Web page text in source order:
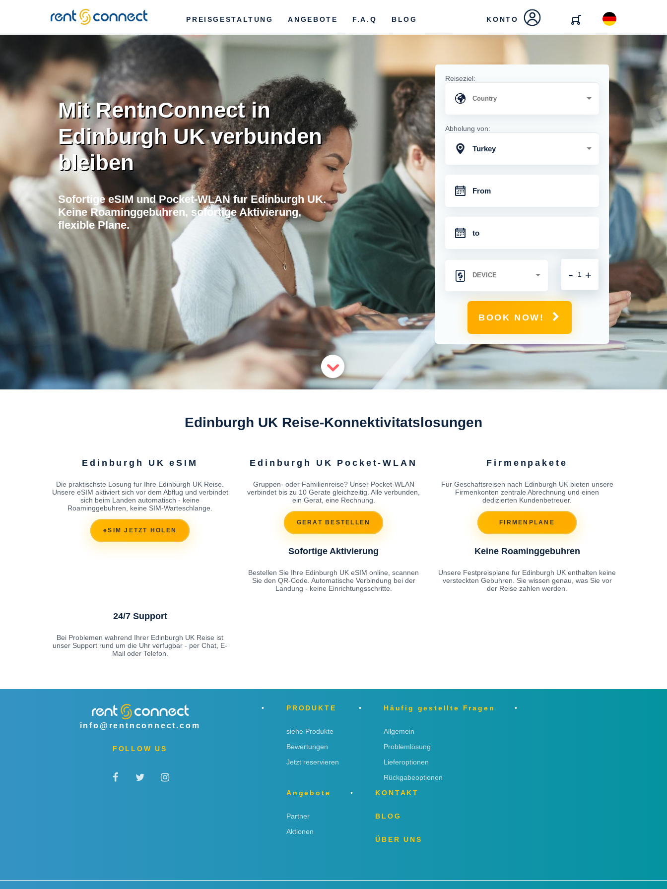
RENT'N
CONNECT
PREISGESTALTUNG ANGEBOTE F.A.Q BLOG KONTO
Mit RentnConnect in
Edinburgh UK verbunden
bleiben
Sofortige eSIM und Pocket-WLAN fur Edinburgh UK.
Keine Roaminggebuhren, sofortige Aktivierung,
flexible Plane.
Reiseziel:
Abholung von:
Turkey
+
-
BOOK NOW!
Edinburgh UK Reise-Konnektivitatslosungen
Edinburgh UK eSIM
Die praktischste Losung fur Ihre Edinburgh UK Reise.
Unsere eSIM aktiviert sich vor dem Abflug und verbindet
sich beim Landen automatisch - keine
Roaminggebuhren, keine SIM-Warteschlange.
eSIM JETZT HOLEN
Edinburgh UK Pocket-WLAN
Gruppen- oder Familienreise? Unser Pocket-WLAN
verbindet bis zu 10 Gerate gleichzeitig. Alle verbunden,
ein Gerat, eine Rechnung.
GERAT BESTELLEN
Firmenpakete
Fur Geschaftsreisen nach Edinburgh UK bieten unsere
Firmenkonten zentrale Abrechnung und einen
dedizierten Kundenbetreuer.
FIRMENPLANE
Sofortige Aktivierung
Bestellen Sie Ihre Edinburgh UK eSIM online, scannen
Sie den QR-Code. Automatische Verbindung bei der
Landung - keine Einrichtungsschritte.
Keine Roaminggebuhren
Unsere Festpreisplane fur Edinburgh UK enthalten keine
versteckten Gebuhren. Sie wissen genau, was Sie vor
der Reise zahlen werden.
24/7 Support
Bei Problemen wahrend Ihrer Edinburgh UK Reise ist
unser Support rund um die Uhr verfugbar - per Chat, E-
Mail oder Telefon.
info@rentnconnect.com
FOLLOW US
PRODUKTE
siehe Produkte
Bewertungen
Jetzt reservieren
Häufig gestellte Fragen
Allgemein
Problemlösung
Lieferoptionen
Rückgabeoptionen
Angebote
Partner
Aktionen
KONTAKT
BLOG
ÜBER UNS